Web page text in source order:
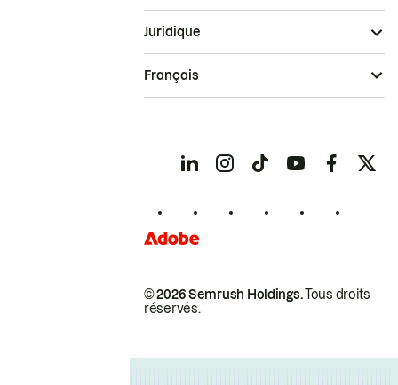
© 2026 Semrush Holdings.Tous droits
réservés.
Juridique
Français